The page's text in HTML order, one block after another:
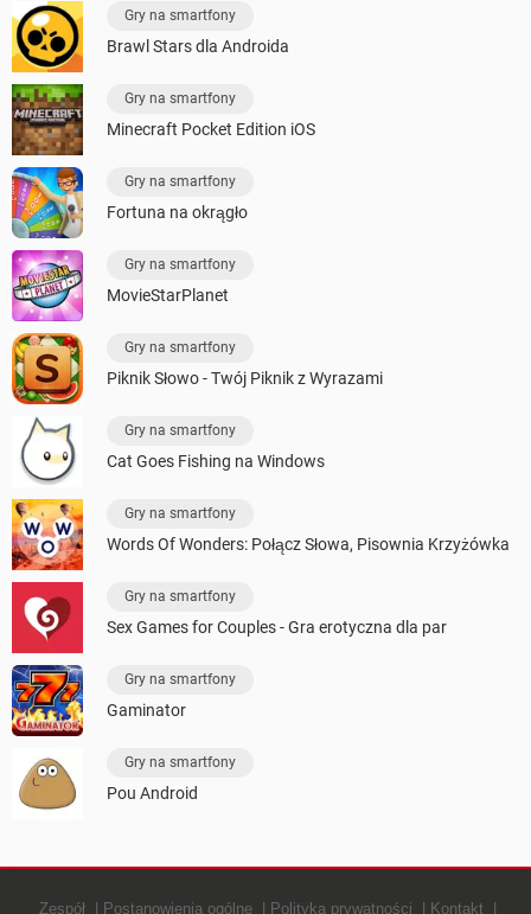
Gry na smartfony
Brawl Stars dla Androida
Gry na smartfony
Minecraft Pocket Edition iOS
Gry na smartfony
Fortuna na okrągło
Gry na smartfony
MovieStarPlanet
Gry na smartfony
Piknik Słowo - Twój Piknik z Wyrazami
Gry na smartfony
Cat Goes Fishing na Windows
Gry na smartfony
Words Of Wonders: Połącz Słowa, Pisownia Krzyżówka
Gry na smartfony
Sex Games for Couples - Gra erotyczna dla par
Gry na smartfony
Gaminator
Gry na smartfony
Pou Android
Zespół Postanowienia ogólne Polityką prywatności Kontakt